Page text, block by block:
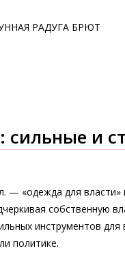
РАДУГА БРЮТ
сильные и
— «одежда для власти»
собственную
инструментов
политике.